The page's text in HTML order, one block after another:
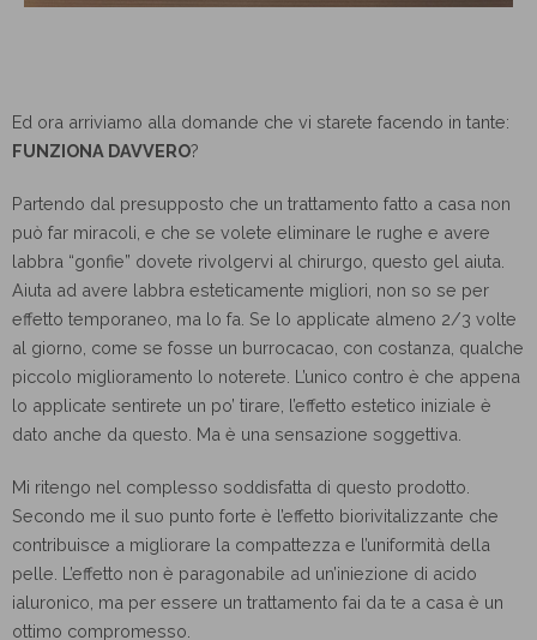
Ed ora arriviamo alla domande che vi starete facendo in tante:
FUNZIONA DAVVERO?
Partendo dal presupposto che un trattamento fatto a casa non
può far miracoli, e che se volete eliminare le rughe e avere
labbra “gonfie” dovete rivolgervi al chirurgo, questo gel aiuta.
Aiuta ad avere labbra esteticamente migliori, non so se per
effetto temporaneo, ma lo fa. Se lo applicate almeno 2/3 volte
al giorno, come se fosse un burrocacao, con costanza, qualche
piccolo miglioramento lo noterete. L’unico contro è che appena
lo applicate sentirete un po’ tirare, l’effetto estetico iniziale è
dato anche da questo. Ma è una sensazione soggettiva.
Mi ritengo nel complesso soddisfatta di questo prodotto.
Secondo me il suo punto forte è l’effetto biorivitalizzante che
contribuisce a migliorare la compattezza e l’uniformità della
pelle. L’effetto non è paragonabile ad un’iniezione di acido
ialuronico, ma per essere un trattamento fai da te a casa è un
ottimo compromesso.